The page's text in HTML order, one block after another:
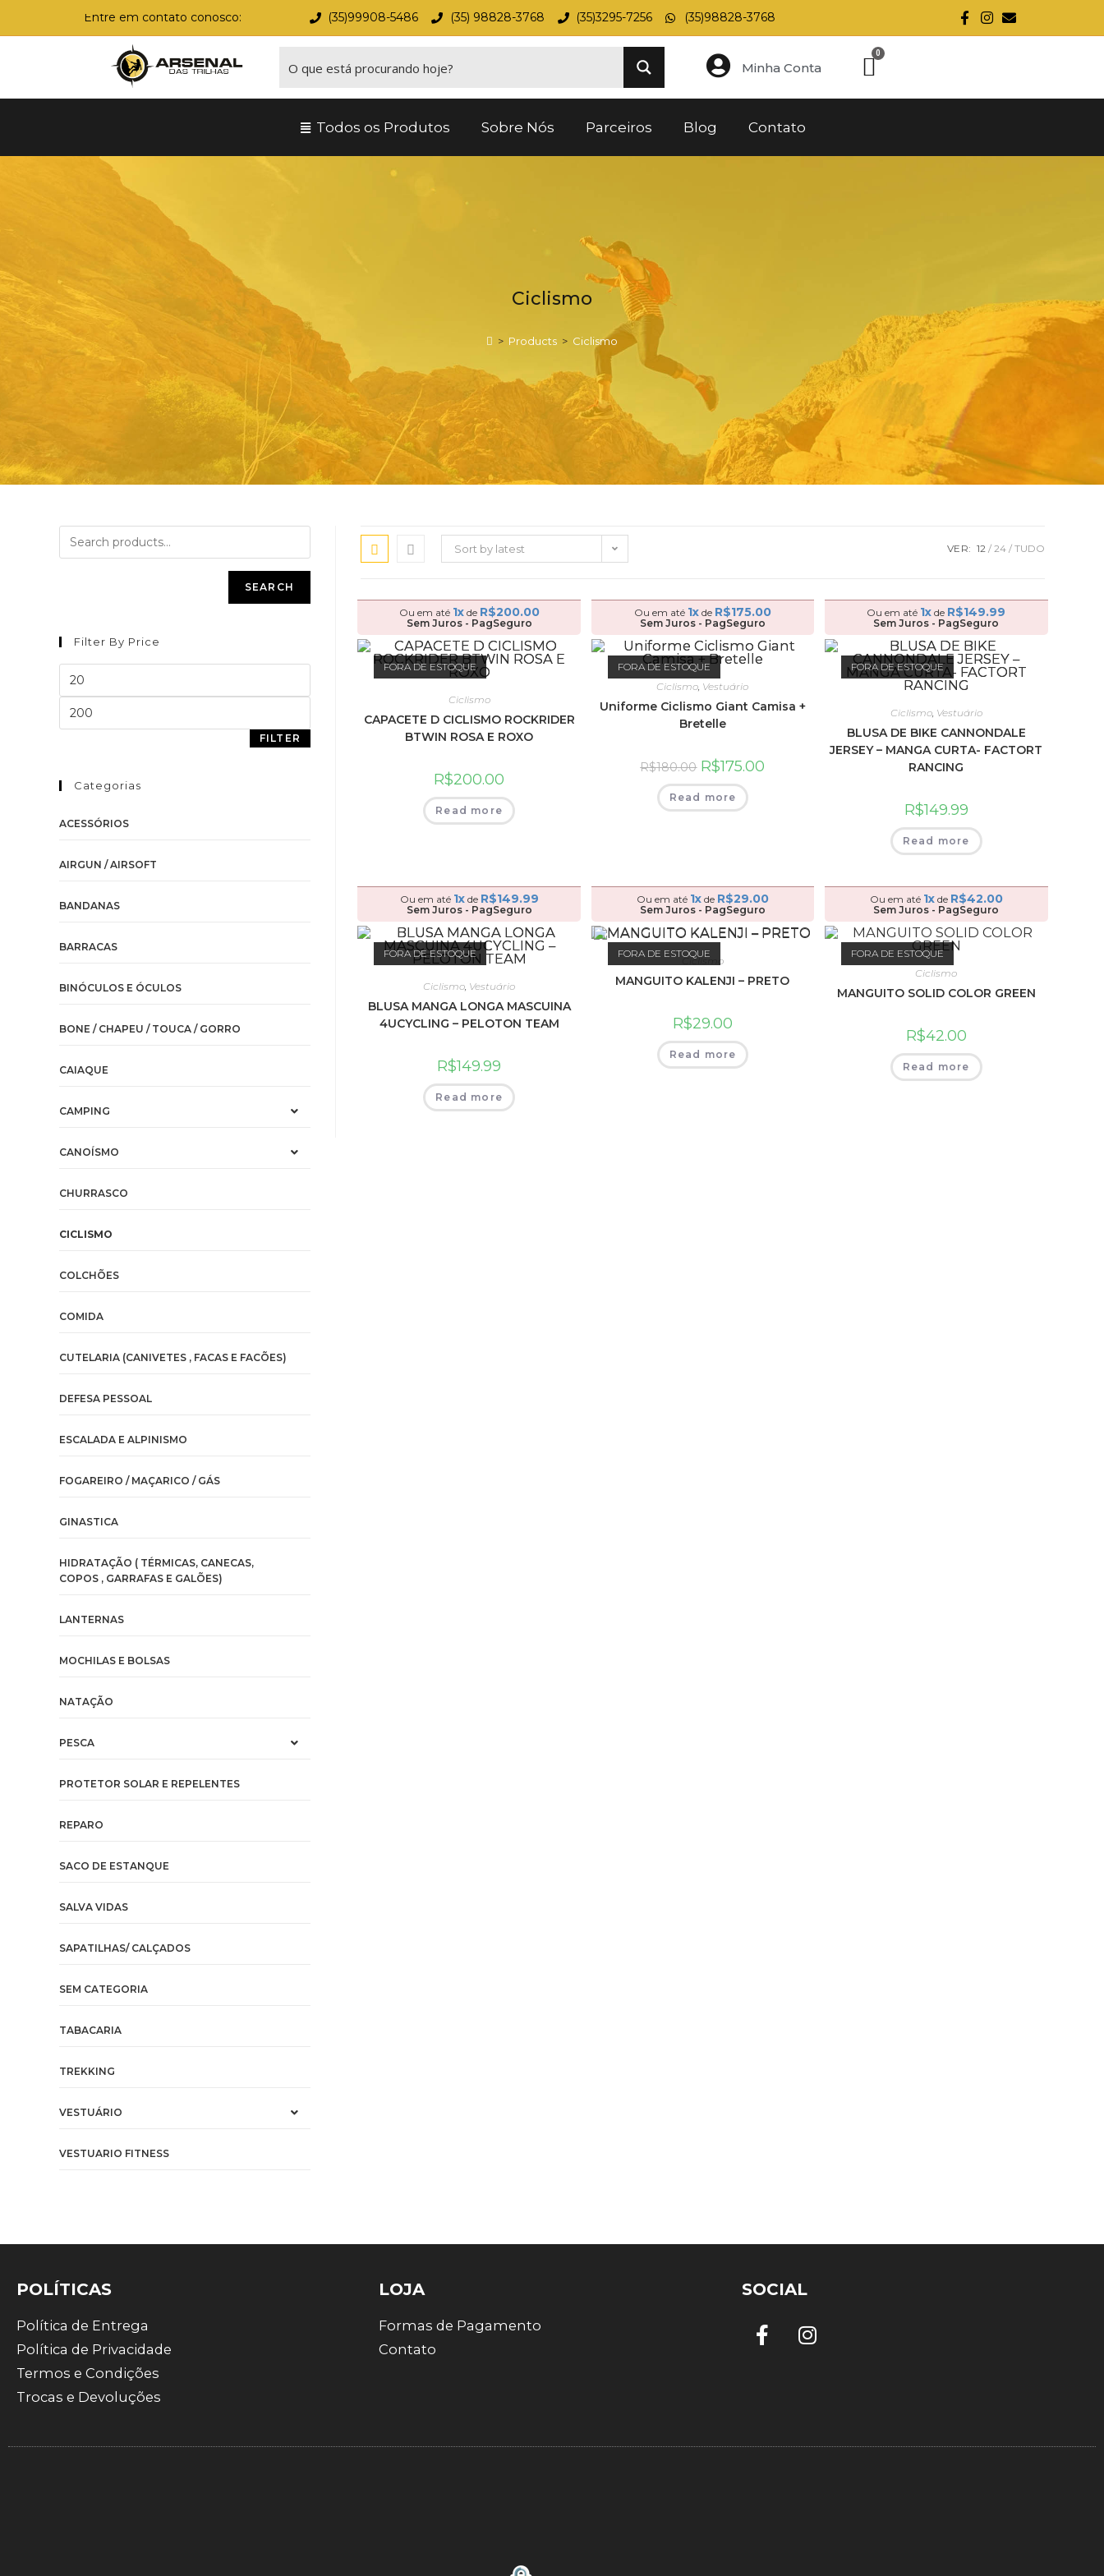
Entre em contato conosco: (35)99908-5486 (35) 98828-3768 (35)3295-7256 (35)98828-3768
Minha Conta
Todos os Produtos Sobre Nós Parceiros Blog Contato
Ciclismo
> Products > Ciclismo
Sort by latest VER: 12 24 TUDO
Ou em até 1xde R$200.00
Sem Juros - PagSeguro
FORA DE ESTOQUE
Ciclismo
CAPACETE D CICLISMO ROCKRIDER
BTWIN ROSA E ROXO
R$200.00
Read more
Ou em até 1xde R$175.00
Sem Juros - PagSeguro
FORA DE ESTOQUE
Ciclismo, Vestuário
Uniforme Ciclismo Giant Camisa +
Bretelle
R$180.00 R$175.00
Read more
Ou em até 1x de R$149.99
Sem Juros - PagSeguro
FORA DE ESTOQUE
Ciclismo, Vestuário
BLUSA DE BIKE CANNONDALE
JERSEY – MANGA CURTA- FACTORT
RANCING
R$149.99
Read more
Ou em até 1xde R$149.99
Sem Juros - PagSeguro
FORA DE ESTOQUE
Ciclismo Vestuário
BLUSA MANGA LONGA MASCUINA
4UCYCLING – PELOTON TEAM
R$149.99
Read more
Ou em até 1xde R$29.00
Sem Juros - PagSeguro
FORA DE ESTOQUE
Ciclismo
MANGUITO KALENJI – PRETO
R$29.00
Read more
Ou em até 1xde R$42.00
Sem Juros - PagSeguro
FORA DE ESTOQUE
Ciclismo
MANGUITO SOLID COLOR GREEN
R$42.00
Read more
SEARCH
Filter By Price
FILTER
Categorias
ACESSÓRIOS
AIRGUN / AIRSOFT
BANDANAS
BARRACAS
BINÓCULOS E ÓCULOS
BONE / CHAPEU / TOUCA / GORRO
CAIAQUE
CAMPING
CANOÍSMO
CHURRASCO
CICLISMO
COLCHÕES
COMIDA
CUTELARIA (CANIVETES , FACAS E FACÕES)
DEFESA PESSOAL
ESCALADA E ALPINISMO
FOGAREIRO / MAÇARICO / GÁS
GINASTICA
HIDRATAÇÃO ( TÉRMICAS, CANECAS,
COPOS , GARRAFAS E GALÕES)
LANTERNAS
MOCHILAS E BOLSAS
NATAÇÃO
PESCA
PROTETOR SOLAR E REPELENTES
REPARO
SACO DE ESTANQUE
SALVA VIDAS
SAPATILHAS/ CALÇADOS
SEM CATEGORIA
TABACARIA
TREKKING
VESTUÁRIO
VESTUARIO FITNESS
POLÍTICAS
Política de Entrega
Política de Privacidade
Termos e Condições
Trocas e Devoluções
LOJA
Formas de Pagamento
Contato
SOCIAL